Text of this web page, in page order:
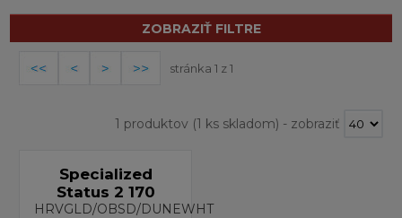
ZOBRAZIŤ FILTRE
stránka 1 z 1
1 produktov(1 ks skladom) - zobraziť
Specialized
Status 2 170
HRVGLD/OBSD/DUNEWHT